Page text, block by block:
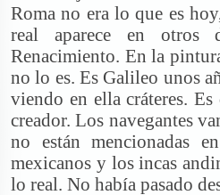
Roma no era lo que es
real aparece en otros
Renacimiento. En la
no lo es. Es Galileo unos
viendo en ella cráteres.
creador. Los navegantes
no están mencionadas
mexicanos y los incas
lo real. No había pasado